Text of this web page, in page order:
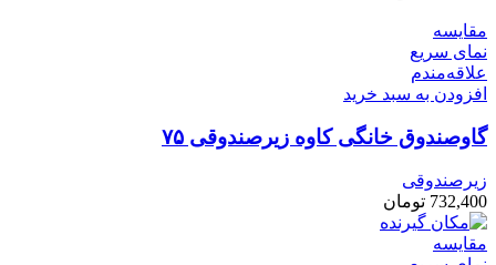
مقایسه
نمای سریع
علاقه‌مندم
افزودن به سبد خرید
گاوصندوق خانگی کاوه زیرصندوقی ۷۵
زیرصندوقی
732,400 تومان
مقایسه